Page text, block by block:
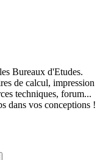
Bureaux d'Etudes.
de calcul, impression
techniques, forum...
dans vos conceptions !